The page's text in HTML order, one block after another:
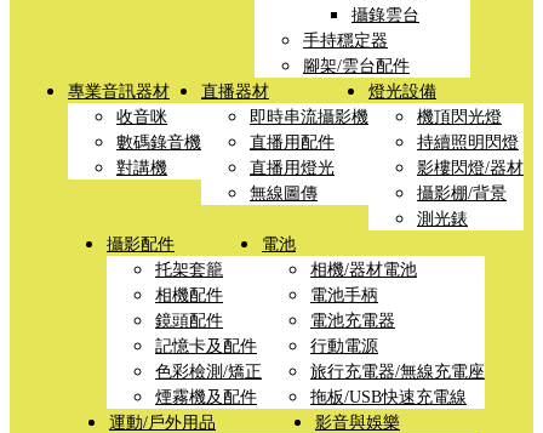
攝錄雲台
手持穩定器
腳架/雲台配件
專業音訊器材
收音咪
數碼錄音機
對講機
直播器材
即時串流攝影機
直播用配件
直播用燈光
無線圖傳
燈光設備
機頂閃光燈
持續照明閃燈
影樓閃燈/器材
攝影棚/背景
測光錶
攝影配件
托架套籠
相機配件
鏡頭配件
記憶卡及配件
色彩檢測/矯正
煙霧機及配件
電池
相機/器材電池
電池手柄
電池充電器
行動電源
旅行充電器/無線充電座
拖板/USB快速充電線
運動/戶外用品
影音與娛樂